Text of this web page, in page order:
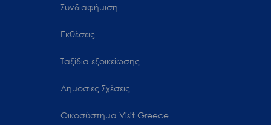
Συνδιαφήμιση
Εκθέσεις
Ταξίδια εξοικείωσης
Δημόσιες Σχέσεις
Oικοσύστημα Visit Greece